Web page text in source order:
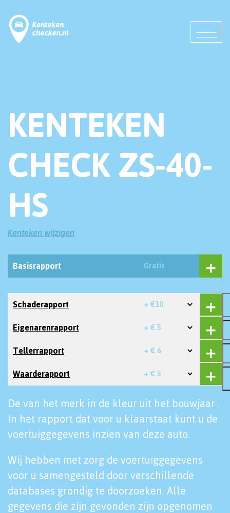
KENTEKEN
CHECK ZS-40-
HS
Kenteken wijzigen
Basisrapport Gratis
Schaderapport + €10
Eigenarenrapport + € 5
Tellerrapport + € 6
Waarderapport + € 5
De van het merk in de kleur uit het bouwjaar .
In het rapport dat voor u klaarstaat kunt u de
voertuiggegevens inzien van deze auto.
Wij hebben met zorg de voertuiggegevens
voor u samengesteld door verschillende
databases grondig te doorzoeken. Alle
gegevens die zijn gevonden zijn opgenomen